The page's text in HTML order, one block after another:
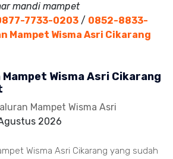
mandi mampet
7733-0203 / 0852-8833-
Mampet Wisma Asri Cikarang
Wisma Asri Cikarang
Mampet Wisma Asri
2026
Wisma Asri Cikarang yang sudah